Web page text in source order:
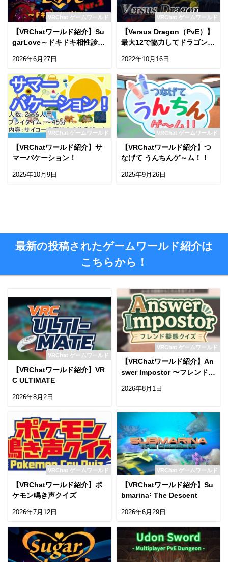
VRChat ゲームワールド
【VRChatワールド紹介】Su
garLove～ドキドキ相性診断
＂VRCTemple＂ has been r
eleasedǃ
2026年6月27日
VRChat ゲームワールド
【Versus Dragon（PvE）】
最大12で協力してドラゴンを
2022年10月16日
VRChat ゲームワールド
【VRChatワールド紹介】サ
マーバケーション！
2025年10月9日
VRChat ゲームワールド
【VRChatワールド紹介】つ
なげて うんちんゲ～ム！！
2025年9月26日
最新の投稿されたゲームワールド紹介は
こちらから！
VRChat ゲームワールド
【VRChatワールド紹介】VR
C ULTIMATE
2026年8月2日
VRChat ゲームワールド
【VRChatワールド紹介】An
swer Impostor 〜フレンド擬
2026年8月1日
VRChat ゲームワールド
【VRChatワールド紹介】ポ
ケモン鳴き声クイズ
2026年7月12日
VRChat ゲームワールド
【VRChatワールド紹介】Su
bmarina˸ The Descent
2026年6月29日